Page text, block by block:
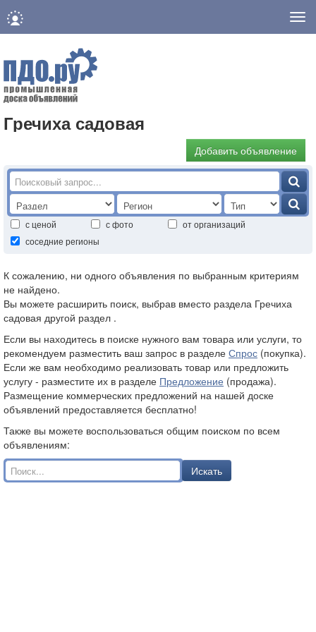
Гречиха садовая
Добавить объявление
с ценой с фото
от организаций
соседние регионы
К сожалению, ни одного объявления по выбранным критериям
не найдено.
Вы можете расширить поиск, выбрав вместо раздела Гречиха
садовая другой раздел .
Если вы находитесь в поиске нужного вам товара или услуги, то
рекомендуем разместить ваш запрос в разделе Спрос (покупка).
Если же вам необходимо реализовать товар или предложить
услугу - разместите их в разделе Предложение (продажа).
Размещение коммерческих предложений на нашей доске
объявлений предоставляется бесплатно!
Также вы можете воспользоваться общим поиском по всем
объявлениям:
Искать